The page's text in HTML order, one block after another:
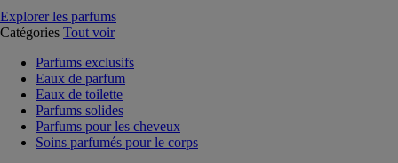
Explorer les parfums
Catégories Tout voir
Parfums exclusifs
Eaux de parfum
Eaux de toilette
Parfums solides
Parfums pour les cheveux
Soins parfumés pour le corps